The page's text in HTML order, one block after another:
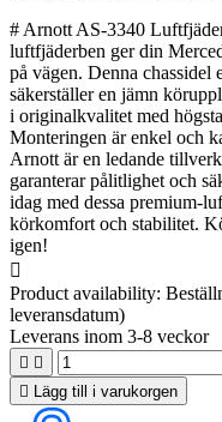
# Arnott AS-3340
luftfjäderben ger din
på vägen. Denna
säkerställer en jämn
i originalkvalitet med
Monteringen är enkel och
Arnott är en ledande
garanterar pålitlighet och
idag med dessa premium-
körkomfort och stabilitet.
igen!

Product availability:
leveransdatum)
Leverans inom 3-8 veckor
 

Lägg till i varukorgen